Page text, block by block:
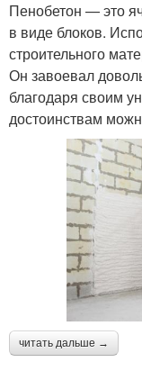
Пенобетон — это
в виде блоков.
строительного
Он завоевал
благодаря своим
достоинствам
читать дальше →